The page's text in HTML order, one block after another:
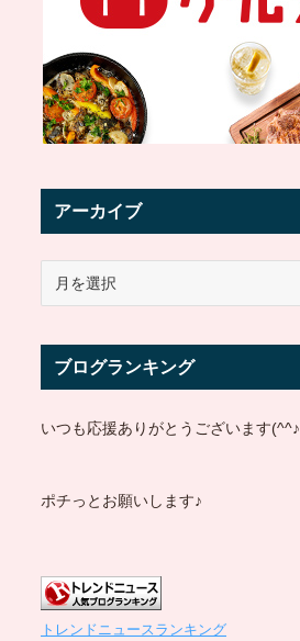
アーカイブ
イ
ブログランキング
いつも応援ありがとうございます(^^♪
ポチっとお願いします♪
トレンドニュースランキング